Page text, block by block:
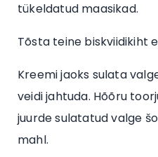
tükeldatud maasikad.
Tõsta teine biskviidikiht
Kreemi jaoks sulata
veidi jahtuda. Hõõru
juurde sulatatud valge
mahl.